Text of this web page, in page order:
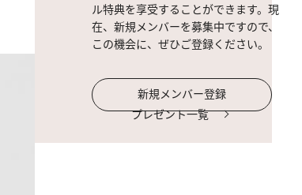
ル特典を享受することができます。現
在、新規メンバーを募集中ですので、
この機会に、ぜひご登録ください。
新規メンバー登録
プレゼント一覧